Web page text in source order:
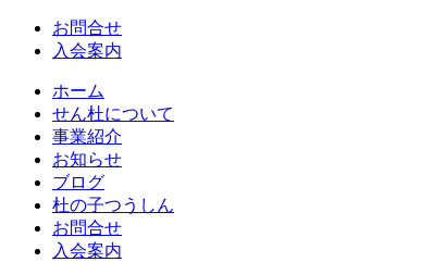
お問合せ
入会案内
ホーム
せん杜について
事業紹介
お知らせ
ブログ
杜の子つうしん
お問合せ
入会案内